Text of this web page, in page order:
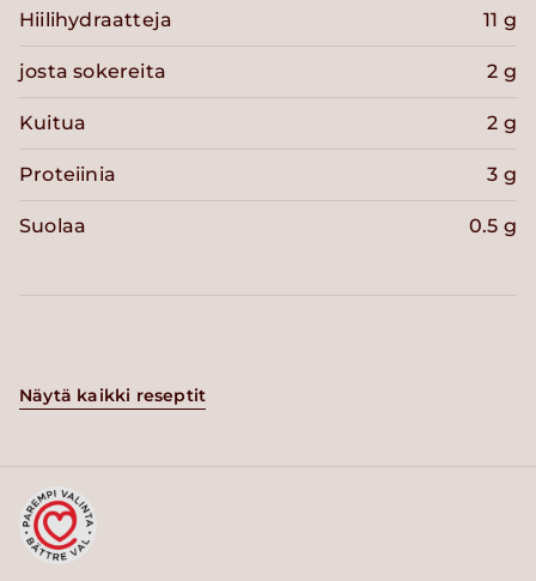
Hiilihydraatteja 11 g
josta sokereita 2 g
Kuitua 2 g
Proteiinia 3 g
Suolaa 0.5 g
Näytä kaikki reseptit